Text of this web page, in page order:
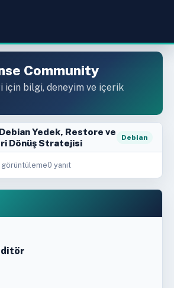
Community
için bilgi, deneyim ve içerik
Yedek, Restore ve
Dönüş Stratejisi
Debian
görüntüleme0 yanıt